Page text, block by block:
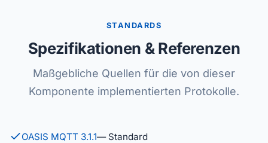
STANDARDS
Spezifikationen & Referenzen
Maßgebliche Quellen für die von dieser
Komponente implementierten Protokolle.
OASIS MQTT 3.1.1— Standard